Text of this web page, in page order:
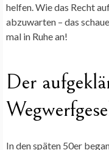
helfen. Wie das Recht
abzuwarten – das
mal in Ruhe an!
Der
In den späten 50er